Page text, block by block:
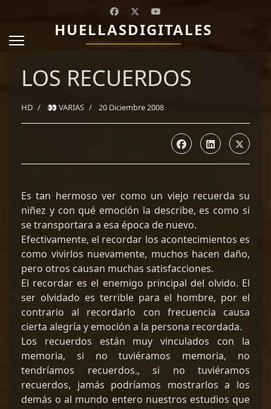
HUELLASDIGITALES
LOS RECUERDOS
HD 👀 VARIAS 20 Diciembre 2008
Es tan hermoso ver como un viejo recuerda su
niñez y con qué emoción la describe, es como si
se transportara a esa época de nuevo.
Efectivamente, el recordar los acontecimientos es
como vivirlos nuevamente, muchos hacen daño,
pero otros causan muchas satisfacciones.
El recordar es el enemigo principal del olvido. El
ser olvidado es terrible para el hombre, por el
contrario al recordarlo con frecuencia causa
cierta alegría y emoción a la persona recordada.
Los recuerdos están muy vinculados con la
memoria, si no tuviéramos memoria, no
tendríamos recuerdos., si no tuviéramos
recuerdos, jamás podríamos mostrarlos a los
demás o al mundo entero nuestros estudios que